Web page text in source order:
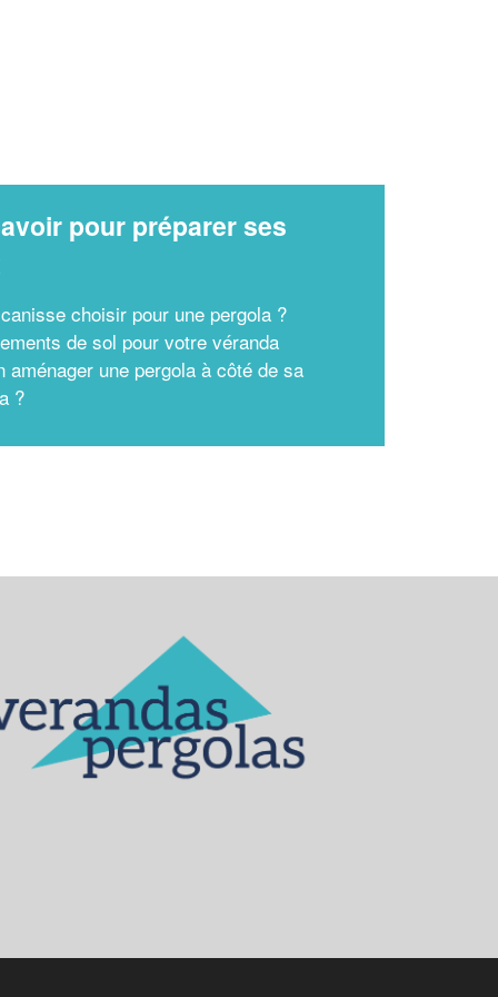
pour préparer ses
choisir pour une pergola ?
de sol pour votre véranda
aménager une pergola à côté de sa
?